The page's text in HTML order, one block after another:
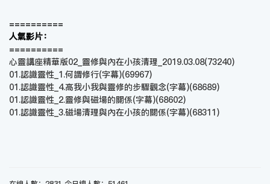
==========
人氣影片：
==========
心靈講座精華版02_靈修與內在小孩清理_2019.03.08(73240)
01.認識靈性_1.何謂修行(字幕)(69967)
01.認識靈性_4.高我小我與靈修的步驟觀念(字幕)(68689)
01.認識靈性_2.靈修與磁場的關係(字幕)(68602)
01.認識靈性_3.磁場清理與內在小孩的關係(字幕)(68311)